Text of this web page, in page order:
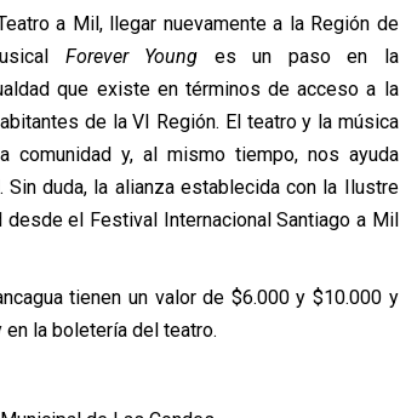
a Mil, llegar nuevamente a la Región de
Forever Young es un paso en la
que existe en términos de acceso a la
de la VI Región. El teatro y la música
comunidad y, al mismo tiempo, nos ayuda
duda, la alianza establecida con la Ilustre
desde el Festival Internacional Santiago a Mil
tienen un valor de $6.000 y $10.000 y
la boletería del teatro.